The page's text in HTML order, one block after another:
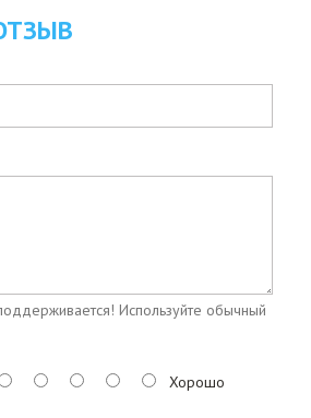
Используйте обычный
Хорошо